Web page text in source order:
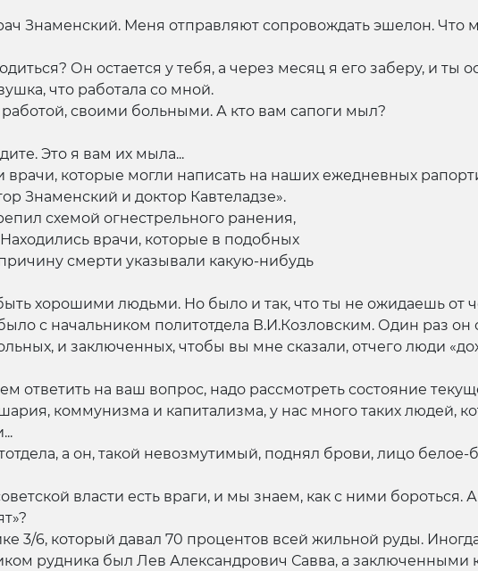
Знаменский. Меня отправляют сопровождать эшелон. Что
Он остается у тебя, а через месяц я его заберу, и ты
что работала со мной.
своими больными. А кто вам сапоги мыл?
Это я вам их мыла...
которые могли написать на наших ежедневных
Знаменский и доктор Кавтеладзе».
схемой огнестрельного ранения,
врачи, которые в подобных
смерти указывали какую-нибудь
хорошими людьми. Но было и так, что ты не ожидаешь от
с начальником политотдела В.И.Козловским. Один раз он
и заключенных, чтобы вы мне сказали, отчего люди
ответить на ваш вопрос, надо рассмотреть состояние
коммунизма и капитализма, у нас много таких людей,
а он, такой невозмутимый, поднял брови, лицо белое-
власти есть враги, и мы знаем, как с ними бороться.
3/6, который давал 70 процентов всей жильной руды.
рудника был Лев Александрович Савва, а заключенными